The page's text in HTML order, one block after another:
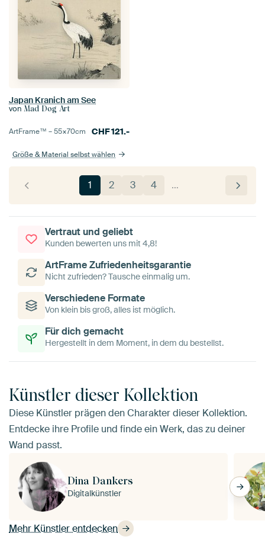
Japan Kranich am See
von Mad Dog Art
ArtFrame™ –55×70cm CHF121.-
Größe & Material selbst wählen
1 2 3 4 …
Vertraut und geliebt
Kunden bewerten uns mit 4,8!
ArtFrame Zufriedenheitsgarantie
Nicht zufrieden? Tausche einmalig um.
Verschiedene Formate
Von klein bis groß, alles ist möglich.
Für dich gemacht
Hergestellt in dem Moment, in dem du bestellst.
Künstler dieser Kollektion
Diese Künstler prägen den Charakter dieser Kollektion.
Entdecke ihre Profile und finde ein Werk, das zu deiner
Wand passt.
Mehr Künstler entdecken
Dina Dankers
Digitalkünstler